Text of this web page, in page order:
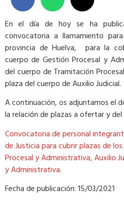
En el día de hoy se ha
convocatoria a llamamiento
provincia de Huelva, para la
cuerpo de Gestión Procesal y
del cuerpo de Tramitación
plaza del cuerpo de Auxilio Judicial.
A continuación, os adjuntamos el
la relación de plazas a ofertar y
Convocatoria de personal
de Justicia para cubrir plazas de
Procesal y Administrativa, Auxilio
y Administrativa.
Fecha de publicación: 15/03/2021